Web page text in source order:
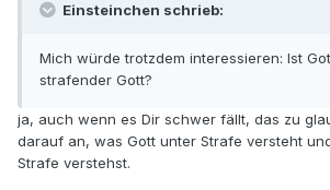
Einsteinchen schrieb:
Mich würde trotzdem interessieren: Ist
strafender Gott?
ja, auch wenn es Dir schwer fällt, das zu
darauf an, was Gott unter Strafe versteht
Strafe verstehst.